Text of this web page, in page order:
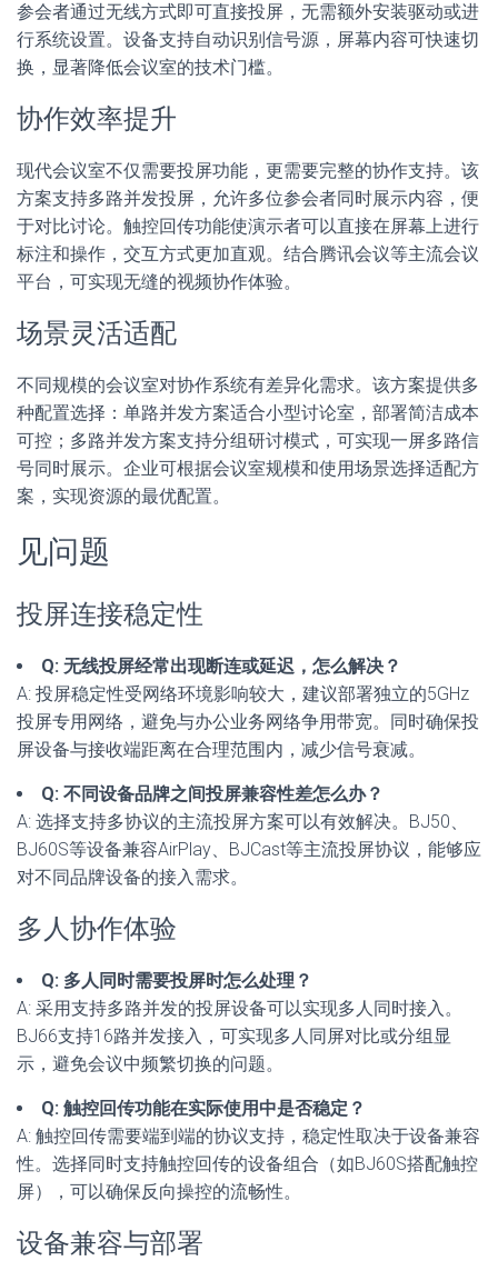
参会者通过无线方式即可直接投屏，无需额外安装驱动或进
行系统设置。设备支持自动识别信号源，屏幕内容可快速切
换，显著降低会议室的技术门槛。
协作效率提升
现代会议室不仅需要投屏功能，更需要完整的协作支持。该
方案支持多路并发投屏，允许多位参会者同时展示内容，便
于对比讨论。触控回传功能使演示者可以直接在屏幕上进行
标注和操作，交互方式更加直观。结合腾讯会议等主流会议
平台，可实现无缝的视频协作体验。
场景灵活适配
不同规模的会议室对协作系统有差异化需求。该方案提供多
种配置选择：单路并发方案适合小型讨论室，部署简洁成本
可控；多路并发方案支持分组研讨模式，可实现一屏多路信
号同时展示。企业可根据会议室规模和使用场景选择适配方
案，实现资源的最优配置。
见问题
投屏连接稳定性
Q: 无线投屏经常出现断连或延迟，怎么解决？
A: 投屏稳定性受网络环境影响较大，建议部署独立的5GHz
投屏专用网络，避免与办公业务网络争用带宽。同时确保投
屏设备与接收端距离在合理范围内，减少信号衰减。
Q: 不同设备品牌之间投屏兼容性差怎么办？
A: 选择支持多协议的主流投屏方案可以有效解决。BJ50、
BJ60S等设备兼容AirPlay、BJCast等主流投屏协议，能够应
对不同品牌设备的接入需求。
多人协作体验
Q: 多人同时需要投屏时怎么处理？
A: 采用支持多路并发的投屏设备可以实现多人同时接入。
BJ66支持16路并发接入，可实现多人同屏对比或分组显
示，避免会议中频繁切换的问题。
Q: 触控回传功能在实际使用中是否稳定？
A: 触控回传需要端到端的协议支持，稳定性取决于设备兼容
性。选择同时支持触控回传的设备组合（如BJ60S搭配触控
屏），可以确保反向操控的流畅性。
设备兼容与部署